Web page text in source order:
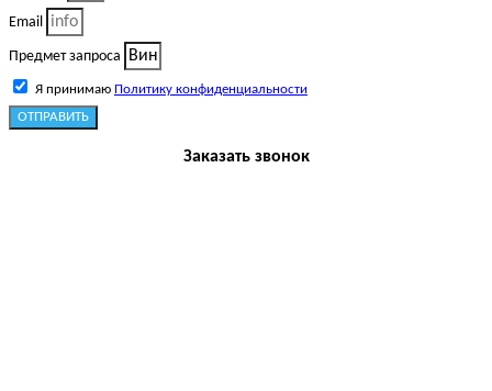
Email
Предмет запроса
Я принимаю Политику конфиденциальности
ОТПРАВИТЬ
Заказать звонок